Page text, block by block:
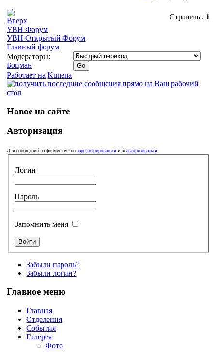
Страница: 1
УВН Форум
УВН Открытый Форум
Главный форум
Модераторы:
Боцман
Работает на Kunena
Новое на сайте
Авторизация
Для сообщений на форуме нужнозарегистрироваться илиавторизоваться
Логин
Пароль
Запомнить меня
Забыли пароль?
Забыли логин?
Главное меню
Главная
Отделения
События
Галерея
Фото